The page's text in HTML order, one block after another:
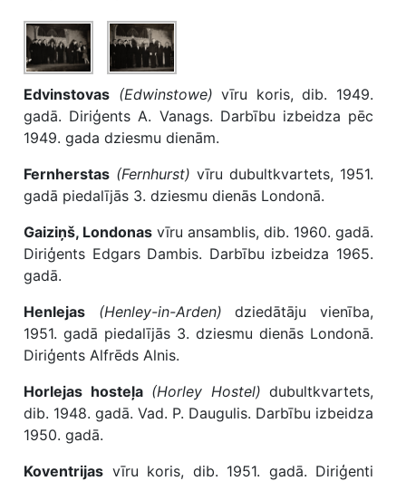
Edvinstovas (Edwinstowe) vīru koris, dib. 1949.
gadā. Diriģents A. Vanags. Darbību izbeidza pēc
1949. gada dziesmu dienām.
Fernherstas (Fernhurst) vīru dubultkvartets, 1951.
gadā piedalījās 3. dziesmu dienās Londonā.
Gaiziņš, Londonas vīru ansamblis, dib. 1960. gadā.
Diriģents Edgars Dambis. Darbību izbeidza 1965.
gadā.
Henlejas
(Henley-in-Arden) dziedātāju vienība,
1951. gadā piedalījās 3. dziesmu dienās Londonā.
Diriģents Alfrēds Alnis.
Horlejas hosteļa (Horley Hostel) dubultkvartets,
dib. 1948. gadā. Vad. P. Daugulis. Darbību izbeidza
1950. gadā.
Koventrijas vīru koris, dib. 1951. gadā. Diriģenti